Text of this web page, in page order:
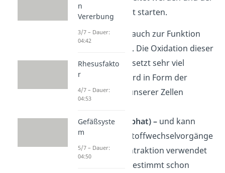
Zyklus kann erneut starten.
Jetzt kommen wir auch zur Funktion
der Atmungskette. Die Oxidation dieser
Elektronencarrier setzt sehr viel
Energie frei. Sie wird in Form der
Energiewährung unserer Zellen
(Adenosintriphosphat) – und kann
dann für andere Stoffwechselvorgänge
z.B. die Muskelkontraktion verwendet
werden. Du hast bestimmt schon
n
Vererbung
3/7 – Dauer:
04:42
Rhesusfakto
r
4/7 – Dauer:
04:53
Gefäßsyste
m
5/7 – Dauer:
04:50